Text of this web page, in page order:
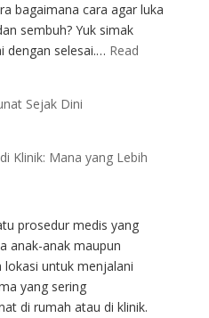
bagaimana cara agar luka
sembuh? Yuk simak
dengan selesai.… Read
Sejak Dini
Klinik: Mana yang Lebih
prosedur medis yang
anak-anak maupun
untuk menjalani
yang sering
di rumah atau di klinik.